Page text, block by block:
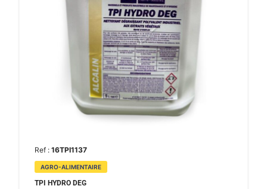
Ref : 16TPI1137
AGRO-ALIMENTAIRE
TPI HYDRO DEG